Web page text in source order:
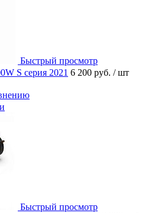
Быстрый просмотр
S серия 2021 6 200 руб. / шт
Быстрый просмотр